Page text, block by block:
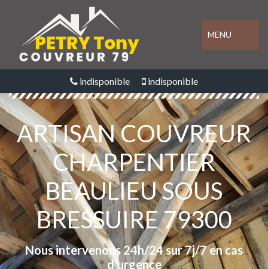
MENU
indisponible indisponible
ARTISAN COUVREUR
CHARPENTIER
BEAULIEU SOUS
BRESSUIRE 79300
Nous intervenons 24h/24 sur 7j/7 en cas
d'urgence